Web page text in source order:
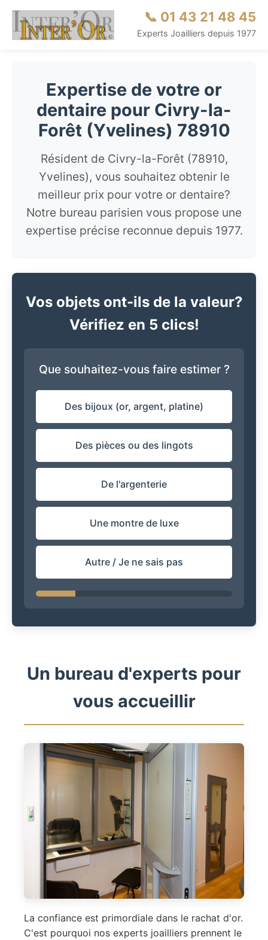
📞 01 43 21 48 45
Experts Joailliers depuis 1977
Expertise de votre or
dentaire pour Civry-la-
Forêt (Yvelines) 78910
Résident de Civry-la-Forêt (78910,
Yvelines), vous souhaitez obtenir le
meilleur prix pour votre or dentaire?
Notre bureau parisien vous propose une
expertise précise reconnue depuis 1977.
Vos objets ont-ils de la valeur?
Vérifiez en 5 clics!
Que souhaitez-vous faire estimer ?
Des bijoux (or, argent, platine)
Des pièces ou des lingots
De l'argenterie
Une montre de luxe
Autre / Je ne sais pas
Un bureau d'experts pour
vous accueillir
La confiance est primordiale dans le rachat d'or.
C'est pourquoi nos experts joailliers prennent le